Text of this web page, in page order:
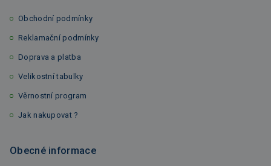
Obchodní podmínky
Reklamační podmínky
Doprava a platba
Velikostní tabulky
Věrnostní program
Jak nakupovat ?
Obecné informace